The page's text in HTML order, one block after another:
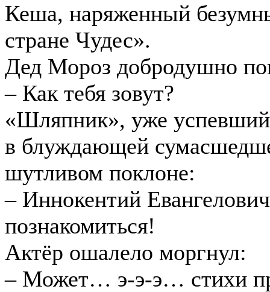
Кеша, наряженный
стране Чудес».
Дед Мороз добродушно
– Как тебя зовут?
«Шляпник», уже успевший
в блуждающей
шутливом поклоне:
– Иннокентий
познакомиться!
Актёр ошалело моргнул:
– Может… э-э-э… стихи